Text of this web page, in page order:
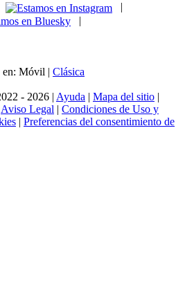
|
|
Móvil | Clásica
- 2026 | Ayuda | Mapa del sitio |
Aviso Legal | Condiciones de Uso y
| Preferencias del consentimiento de